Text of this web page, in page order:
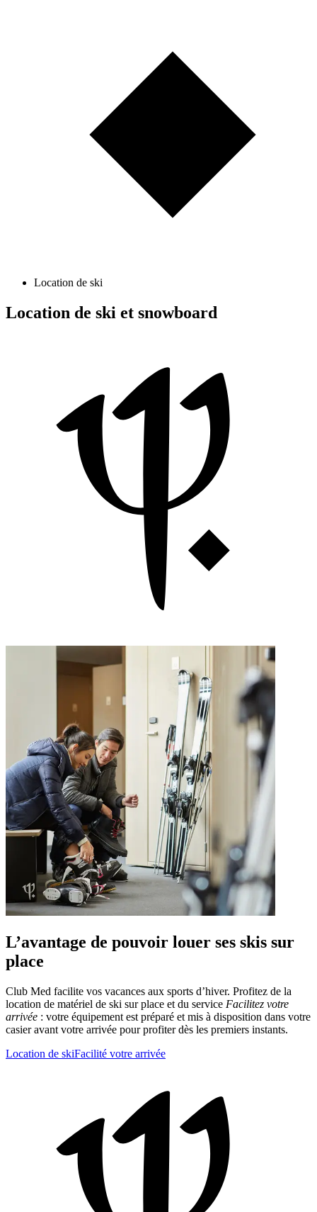
Location de ski
Location de ski et snowboard
L’avantage de pouvoir louer ses skis sur
place
Club Med facilite vos vacances aux sports d’hiver. Profitez de la
location de matériel de ski sur place et du service Facilitez votre
arrivée : votre équipement est préparé et mis à disposition dans votre
casier avant votre arrivée pour profiter dès les premiers instants.
Location de skiFacilité votre arrivée